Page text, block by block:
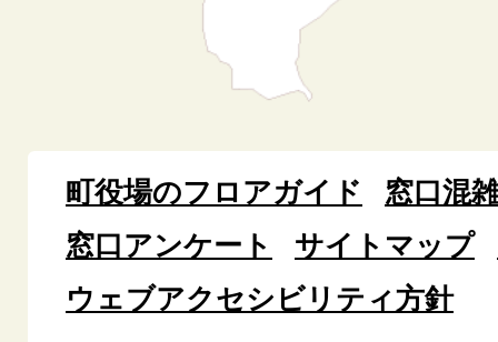
町役場のフロアガイド
窓口混
窓口アンケート
サイトマップ
ウェブアクセシビリティ方針